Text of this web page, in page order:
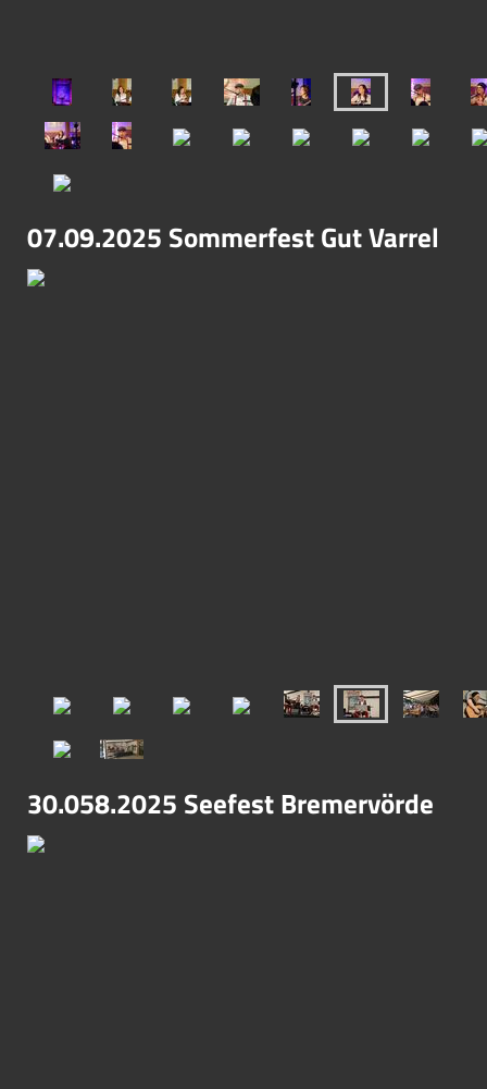
07.09.2025 Sommerfest Gut Varrel
30.058.2025 Seefest Bremervörde